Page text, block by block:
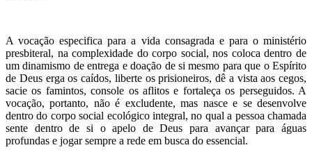
A vocação especifica para a vida consagrada e para o ministério
presbiteral, na complexidade do corpo social, nos coloca dentro de
um dinamismo de entrega e doação de si mesmo para que o Espírito
de Deus erga os caídos, liberte os prisioneiros, dê a vista aos cegos,
sacie os famintos, console os aflitos e fortaleça os perseguidos. A
vocação, portanto, não é excludente, mas nasce e se desenvolve
dentro do corpo social ecológico integral, no qual a pessoa chamada
sente dentro de si o apelo de Deus para avançar para águas
profundas e jogar sempre a rede em busca do essencial.